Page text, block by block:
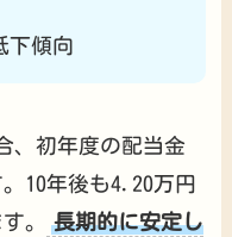
下傾向
、初年度の配当金
10年後も4.20万円
。
長期的に安定し